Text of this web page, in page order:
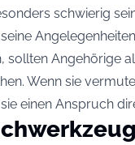
schwierig
sollten Angehörige
Wenn sie
einen Anspruch